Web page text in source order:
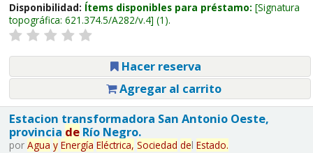
Disponibilidad: Ítems disponibles para préstamo: Signatura
topográfica: 621.374.5/A282/v.4 (1).
Hacer reserva
Agregar al carrito
Estacion transformadora San Antonio Oeste,
provincia deRío Negro.
por Agua y Energía Eléctrica, Sociedad del Estado.